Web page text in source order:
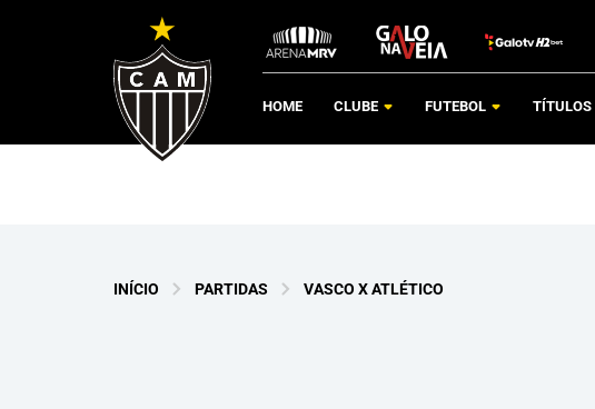
HOME CLUBE FUTEBOL TÍTULOS
INÍCIO PARTIDAS VASCO X ATLÉTICO